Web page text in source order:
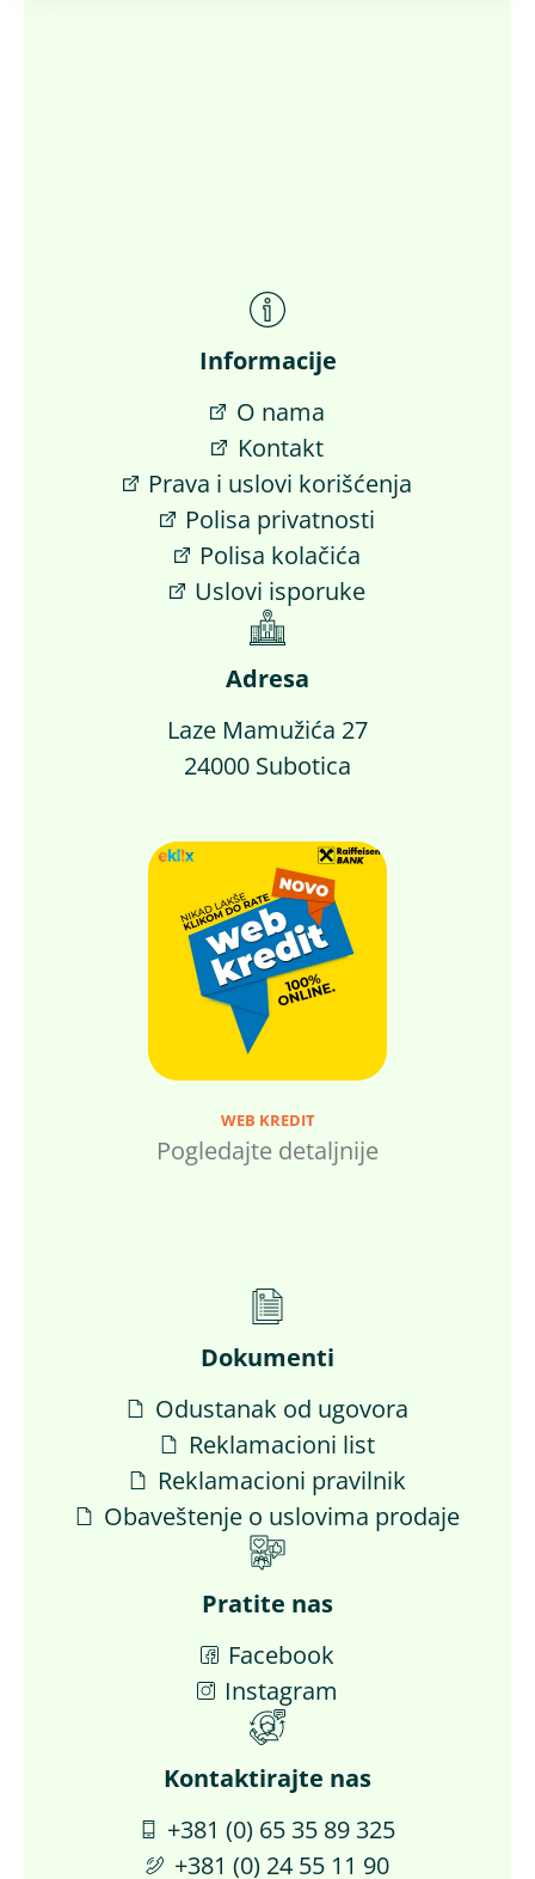
Informacije
O nama
Kontakt
Prava i uslovi korišćenja
Polisa privatnosti
Polisa kolačića
Uslovi isporuke
Adresa
Laze Mamužića 27
24000 Subotica
WEB KREDIT
Pogledajte detaljnije
Dokumenti
Odustanak od ugovora
Reklamacioni list
Reklamacioni pravilnik
Obaveštenje o uslovima prodaje
Pratite nas
Facebook
Instagram
Kontaktirajte nas​
+381 (0) 65 35 89 325
+381 (0) 24 55 11 90